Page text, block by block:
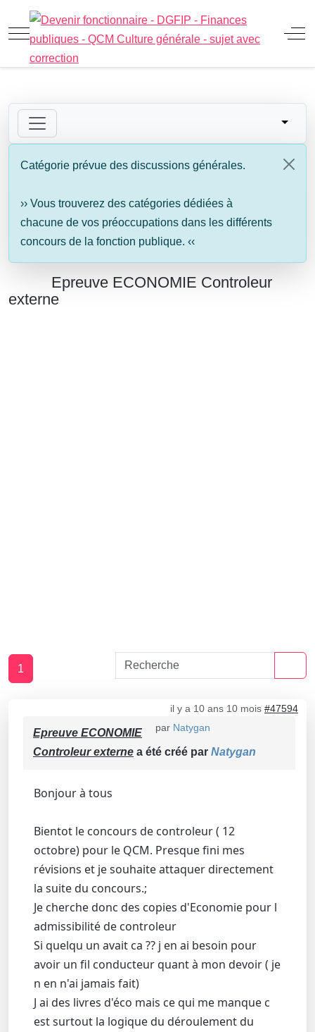
Mobile Menu Toggle Off-
Catégorie prévue des discussions générales.
›› Vous trouverez des catégories dédiées à
chacune de vos préoccupations dans les différents
concours de la fonction publique. ‹‹
Epreuve ECONOMIE Controleur
externe
1
il y a 10 ans 10 mois #47594
par Natygan
Epreuve ECONOMIE
Controleur externe a été créé par Natygan
Bonjour à tous
Bientot le concours de controleur ( 12
octobre) pour le QCM. Presque fini mes
révisions et je souhaite attaquer directement
la suite du concours.;
Je cherche donc des copies d'Economie pour l
admissibilité de controleur
Si quelqu un avait ca ?? j en ai besoin pour
avoir un fil conducteur quant à mon devoir ( je
n en n'ai jamais fait)
J ai des livres d'éco mais ce qui me manque c
est surtout la logique du déroulement du